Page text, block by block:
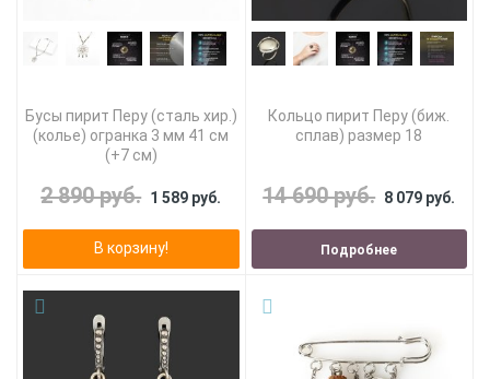
Бусы пирит Перу (сталь хир.)
(колье) огранка 3 мм 41 см
(+7 см)
2 890 руб. 1 589 руб.
В корзину!
Кольцо пирит Перу (биж.
сплав) размер 18
14 690 руб. 8 079 руб.
Подробнее